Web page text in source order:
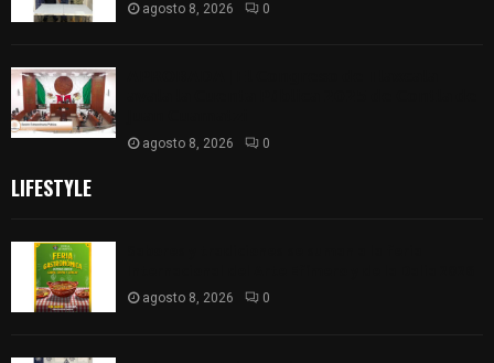
agosto 8, 2026 0
agosto 8, 2026 0
LIFESTYLE
agosto 8, 2026 0